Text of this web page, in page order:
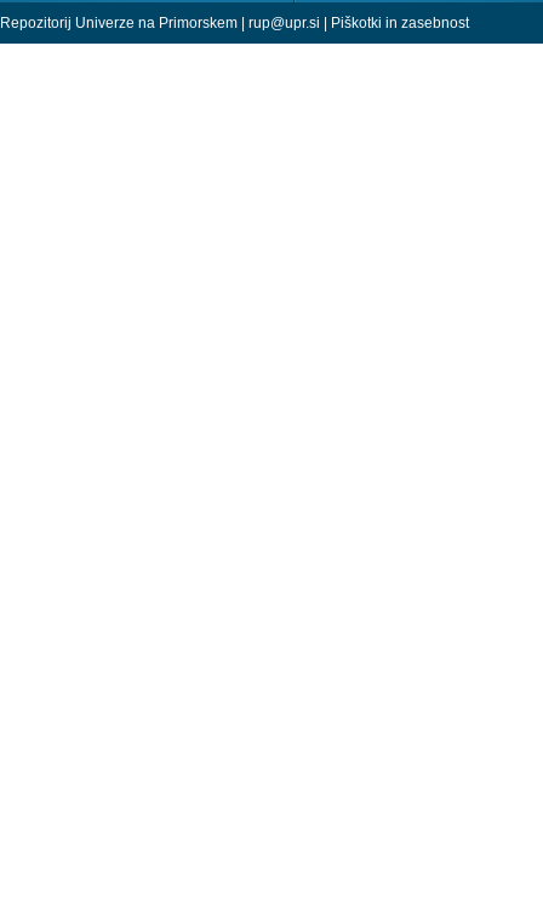
Repozitorij Univerze na Primorskem | rup@upr.si | Piškotki in zasebnost